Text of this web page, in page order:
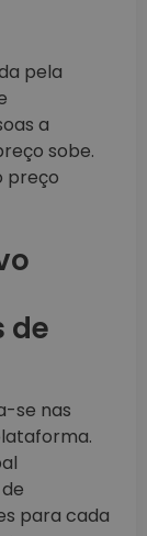
pela
a
sobe.
preço
de
se nas
para cada